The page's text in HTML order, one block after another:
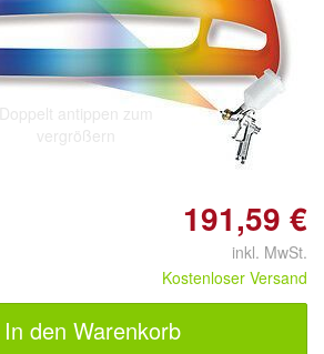
Doppelt antippen zum
vergrößern
191,59 €
inkl. MwSt.
Kostenloser Versand
In den Warenkorb